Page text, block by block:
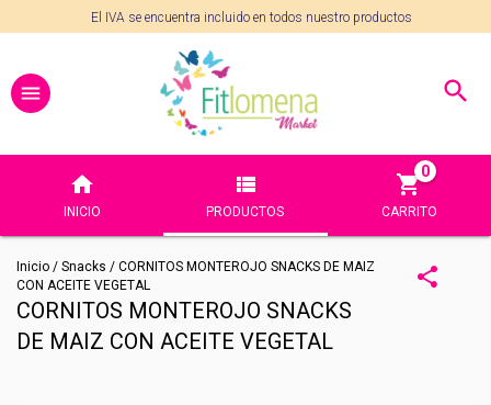
El IVA se encuentra incluido en todos nuestro productos
INICIO PRODUCTOS CARRITO
0
Inicio / Snacks / CORNITOS MONTEROJO SNACKS DE MAIZ
CON ACEITE VEGETAL
CORNITOS MONTEROJO SNACKS
DE MAIZ CON ACEITE VEGETAL